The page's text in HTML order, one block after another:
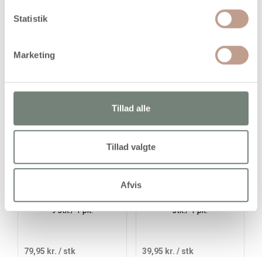
Statistik
Marketing
Tillad alle
Tillad valgte
Afvis
Alternativer
9 stk./ 1 pk.
79,95 kr. / stk
stk./ 1 pk.
39,95 kr. / stk